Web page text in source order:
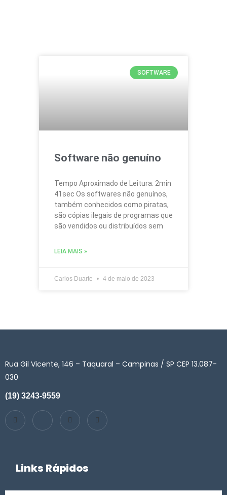
SOFTWARE
Software não genuíno
Tempo Aproximado de Leitura: 2min
41sec Os softwares não genuínos,
também conhecidos como piratas,
são cópias ilegais de programas que
são vendidos ou distribuídos sem
LEIA MAIS »
Carlos Duarte 4 de maio de 2023
Rua Gil Vicente, 146 – Taquaral – Campinas / SP CEP 13.087-
030
(19) 3243-9559
Links Rápidos